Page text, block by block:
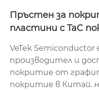
Пръстен за
пластини с TaC
VeTek Semiconductor
производител и
покритие от
покритие в Китай.